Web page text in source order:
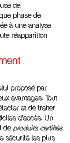
de
phase de
à une analyse
réapparition
proposé par
avantages. Tout
et de traiter
d'accès. Un
de produits certifiés
sécurité les plus